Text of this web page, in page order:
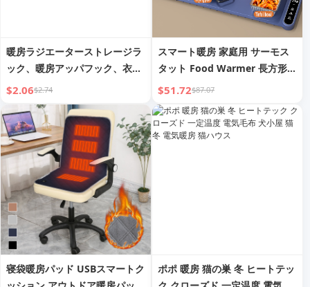
暖房ラジエーターストレージラ
ック、暖房アッパフック、衣
類、ファンタスティックラッ
ク、パンチフリーラック、衣類
乾燥フック、バスルームタオル
ラック
$2.06$2.74
スマート暖房 家庭用 サーモス
タット Food Warmer 長方形
多機能 加熱プレート 加熱
$51.72$87.07
寝袋暖房パッド USBスマートク
ポポ 暖房 猫の巣 冬 ヒートテッ